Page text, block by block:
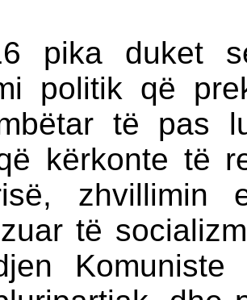
pika duket
politik që
të pas
kërkonte të
zhvillimin
të